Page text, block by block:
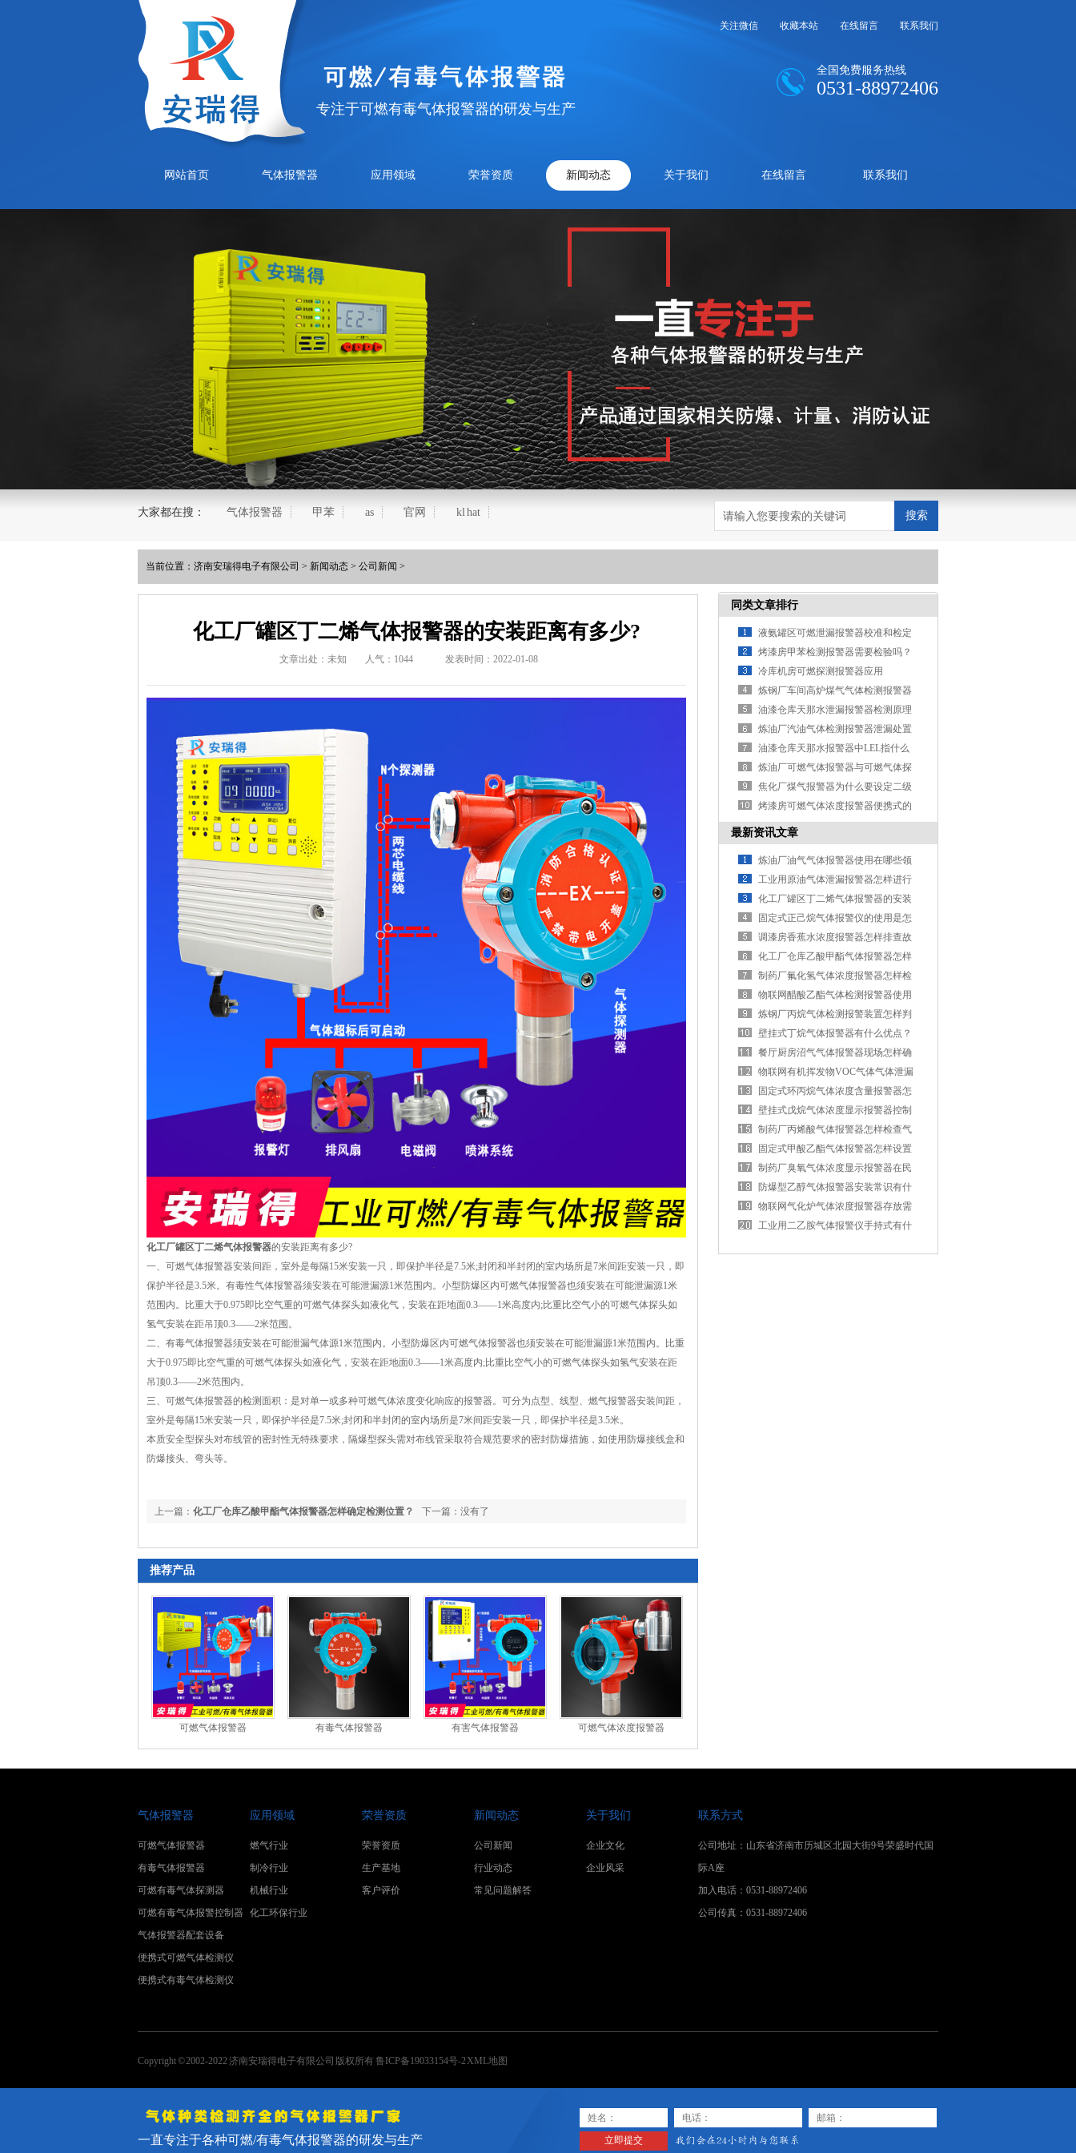
一直专注于各种可燃/有毒气体报警器的研发与生产 立即提交
专注于可燃有毒气体报警器的研发与生产
关注微信 收藏本站 在线留言 联系我们
全国免费服务热线
0531-88972406
网站首页 气体报警器 应用领域 荣誉资质 新闻动态 关于我们 在线留言 联系我们
大家都在搜： 气体报警器 甲苯 as 官网 kl hat 搜索
当前位置： 济南安瑞得电子有限公司 > 新闻动态 > 公司新闻 >
化工厂罐区丁二烯气体报警器的安装距离有多少?
文章出处：未知 人气： 1044 发表时间：2022-01-08
化工厂罐区丁二烯气体报警器的安装距离有多少?
一、可燃气体报警器安装间距，室外是每隔15米安装一只，即保护半径是7.5米;封闭和半封闭的室内场所是7米间距安装一只，即
保护半径是3.5米。有毒性气体报警器须安装在可能泄漏源1米范围内。小型防爆区内可燃气体报警器也须安装在可能泄漏源1米
范围内。比重大于0.975即比空气重的可燃气体探头如液化气，安装在距地面0.3——1米高度内;比重比空气小的可燃气体探头如
氢气安装在距吊顶0.3——2米范围。
二、有毒气体报警器须安装在可能泄漏气体源1米范围内。小型防爆区内可燃气体报警器也须安装在可能泄漏源1米范围内。比重
大于0.975即比空气重的可燃气体探头如液化气，安装在距地面0.3——1米高度内;比重比空气小的可燃气体探头如氢气安装在距
吊顶0.3——2米范围内。
三、可燃气体报警器的检测面积：是对单一或多种可燃气体浓度变化响应的报警器。可分为点型、线型、燃气报警器安装间距，
室外是每隔15米安装一只，即保护半径是7.5米;封闭和半封闭的室内场所是7米间距安装一只，即保护半径是3.5米。
本质安全型探头对布线管的密封性无特殊要求，隔爆型探头需对布线管采取符合规范要求的密封防爆措施，如使用防爆接线盒和
防爆接头、弯头等。
下一篇：没有了
上一篇： 化工厂仓库乙酸甲酯气体报警器怎样确定检测位置？
推荐产品
可燃气体报警器 有毒气体报警器 有害气体报警器 可燃气体浓度报警器
同类文章排行
液氨罐区可燃泄漏报警器校准和检定
知识
烤漆房甲苯检测报警器需要检验吗？
冷库机房可燃探测报警器应用
炼钢厂车间高炉煤气气体检测报警器
安装环境特点
油漆仓库天那水泄漏报警器检测原理
及检定要求
炼油厂汽油气体检测报警器泄漏处置
方案
油漆仓库天那水报警器中LEL指什么
炼油厂可燃气体报警器与可燃气体探
测器的区别
焦化厂煤气报警器为什么要设定二级
报警呢
烤漆房可燃气体浓度报警器便携式的
保养注意事项
最新资讯文章
炼油厂油气气体报警器使用在哪些领
域？
工业用原油气体泄漏报警器怎样进行
定期维护？
化工厂罐区丁二烯气体报警器的安装
距离有多少?
固定式正己烷气体报警仪的使用是怎
样的？
调漆房香蕉水浓度报警器怎样排查故
障？
化工厂仓库乙酸甲酯气体报警器怎样
确定检测位置？
制药厂氟化氢气体浓度报警器怎样检
测零点？
物联网醋酸乙酯气体检测报警器使用
前怎样检验？
炼钢厂丙烷气体检测报警装置怎样判
断好坏？
壁挂式丁烷气体报警器有什么优点？
餐厅厨房沼气气体报警器现场怎样确
定安装？
物联网有机挥发物VOC气体气体泄漏
报警器的安装要求有什么？
固定式环丙烷气体浓度含量报警器怎
样接线？
壁挂式戊烷气体浓度显示报警器控制
器怎样维护？
制药厂丙烯酸气体报警器怎样检查气
体？
固定式甲酸乙酯气体报警器怎样设置
报警值？
制药厂臭氧气体浓度显示报警器在民
生方面怎样应用？
防爆型乙醇气体报警器安装常识有什
么？
物联网气化炉气体浓度报警器存放需
要注意什么？
工业用二乙胺气体报警仪手持式有什
气体报警器
可燃气体报警器
有毒气体报警器
可燃有毒气体探测器
可燃有毒气体报警控制器
气体报警器配套设备
便携式可燃气体检测仪
便携式有毒气体检测仪
应用领域
燃气行业
制冷行业
机械行业
化工环保行业
荣誉资质
荣誉资质
生产基地
客户评价
新闻动态
公司新闻
行业动态
常见问题解答
关于我们
企业文化
企业风采
联系方式
公司地址：山东省济南市历城区北园大街9号荣盛时代国
际A座
加入电话：0531-88972406
公司传真：0531-88972406
Copyright © 2002-2022 济南安瑞得电子有限公司 版权所有鲁ICP备19033154号-2XML地图